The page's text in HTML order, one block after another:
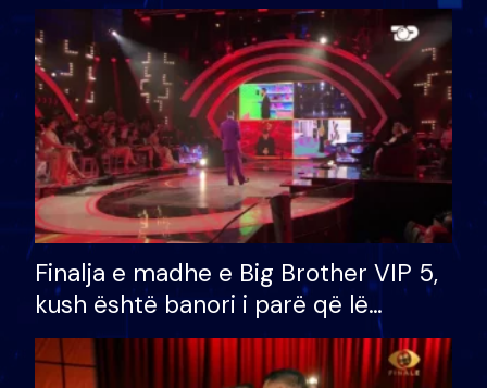
Finalja e madhe e Big Brother VIP 5,
kush është banori i parë që lë
shtëpinë dhe humb mundësinë për
të fituar çmimin e madh